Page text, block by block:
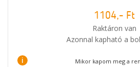
1104,- Ft
Raktáron van
Azonnal kapható a
i Mikor kapom meg a